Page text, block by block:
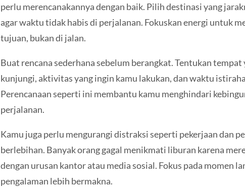
perlu merencanakannya dengan baik. Pilih destinasi yang
agar waktu tidak habis di perjalanan. Fokuskan energi untuk
tujuan, bukan di jalan.
Buat rencana sederhana sebelum berangkat. Tentukan tempat
kunjungi, aktivitas yang ingin kamu lakukan, dan waktu
Perencanaan seperti ini membantu kamu menghindari
perjalanan.
Kamu juga perlu mengurangi distraksi seperti pekerjaan dan
berlebihan. Banyak orang gagal menikmati liburan karena
dengan urusan kantor atau media sosial. Fokus pada momen
pengalaman lebih bermakna.